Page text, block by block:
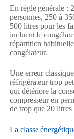
En règle générale :
personnes, 250 à
500 litres pour les
incluent le
répartition
congélateur.
Une erreur
réfrigérateur trop
qui détériore la
compresseur en
de trop que 20 litres
La classe